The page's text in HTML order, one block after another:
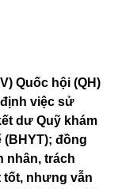
Quốc hội (QH)
việc sử
dư Quỹ khám
(BHYT); đồng
nhân, trách
tốt, nhưng vẫn